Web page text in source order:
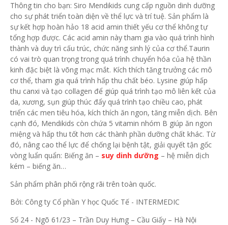
Thông tin cho bạn: Siro Mendikids cung cấp nguồn dinh dưỡng
cho sự phát triển toàn diện về thể lực và trí tuệ. Sản phẩm là
sự kết hợp hoàn hảo 18 acid amin thiết yếu cơ thể không tự
tổng hợp được. Các acid amin này tham gia vào quá trình hình
thành và duy trì cấu trúc, chức năng sinh lý của cơ thể.Taurin
có vai trò quan trọng trong quá trình chuyển hóa của hệ thần
kinh đặc biệt là võng mạc mắt. Kích thích tăng trưởng các mô
cơ thể, tham gia quá trình hấp thu chất béo. Lysine giúp hấp
thu canxi và tạo collagen để giúp quá trình tạo mô liên kết của
da, xương, sụn giúp thúc đẩy quá trình tạo chiều cao, phát
triển các men tiêu hóa, kích thích ăn ngon, tăng miễn dịch. Bên
cạnh đó, Mendikids còn chứa 5 vitamin nhóm B giúp ăn ngon
miệng và hấp thu tốt hơn các thành phần dưỡng chất khác. Từ
đó, nâng cao thể lực để chống lại bệnh tật, giải quyết tận gốc
vòng luẩn quẩn: Biếng ăn – suy dinh dưỡng – hệ miễn dịch
kém – biếng ăn…
Sản phẩm phân phối rộng rãi trên toàn quốc.
Bởi: Công ty Cổ phần Y học Quốc Tế - INTERMEDIC
Số 24 - Ngõ 61/23 – Trần Duy Hưng – Cầu Giấy – Hà Nội